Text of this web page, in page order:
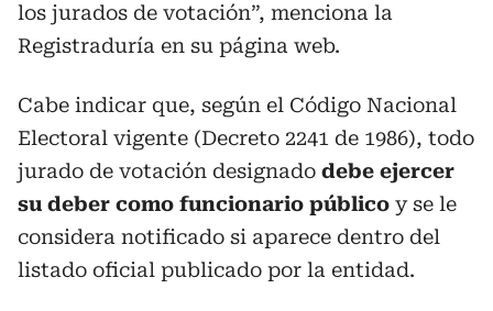
los jurados de votación”, menciona la
Registraduría en su página web.
Cabe indicar que, según el Código Nacional
Electoral vigente (Decreto 2241 de 1986), todo
jurado de votación designado debe ejercer
su deber como funcionario público y se le
considera notificado si aparece dentro del
listado oficial publicado por la entidad.